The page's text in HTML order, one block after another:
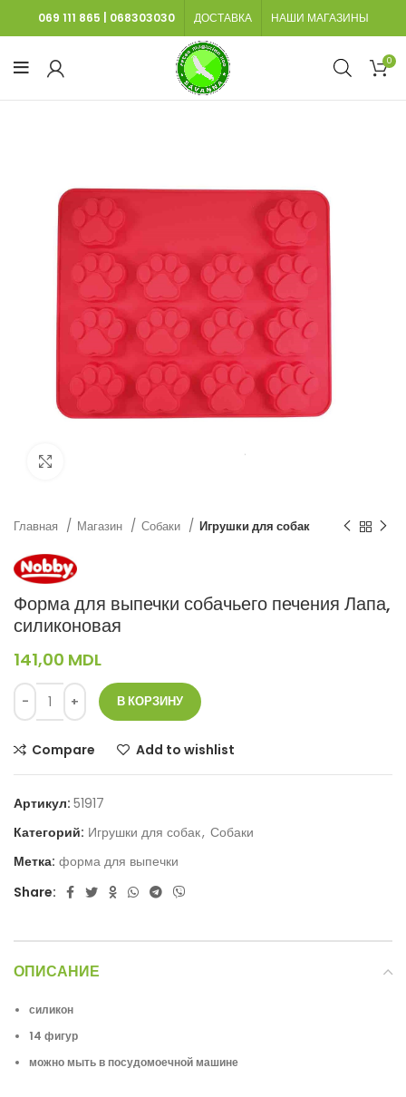
069 111 865 068303030 ДОСТАВКА НАШИ МАГАЗИНЫ
0
Главная Магазин Собаки Игрушки для собак
Форма для выпечки собачьего печения Лапа,
силиконовая
141,00 MDL
В КОРЗИНУ
Compare Add to wishlist
Артикул: 51917
Категорий: Игрушки для собак, Собаки
Метка: форма для выпечки
Share:
ОПИСАНИЕ
силикон
14 фигур
можно мыть в посудомоечной машине